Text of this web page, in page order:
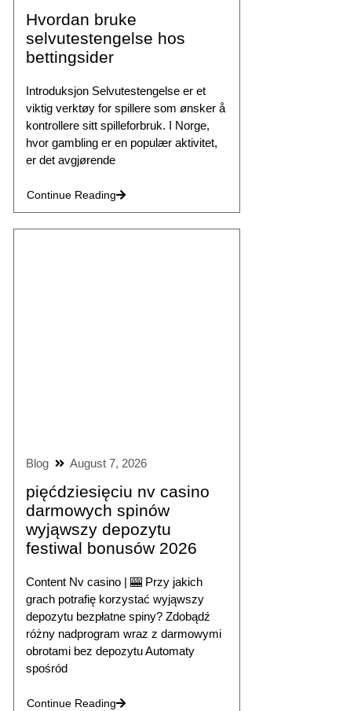
Hvordan bruke
selvutestengelse hos
bettingsider
Introduksjon Selvutestengelse er et
viktig verktøy for spillere som ønsker å
kontrollere sitt spilleforbruk. I Norge,
hvor gambling er en populær aktivitet,
er det avgjørende
Continue Reading
Blog August 7, 2026
pięćdziesięciu nv casino
darmowych spinów
wyjąwszy depozytu
festiwal bonusów 2026
Content Nv casino | 🎰 Przy jakich
grach potrafię korzystać wyjąwszy
depozytu bezpłatne spiny? Zdobądź
różny nadprogram wraz z darmowymi
obrotami bez depozytu Automaty
spośród
Continue Reading